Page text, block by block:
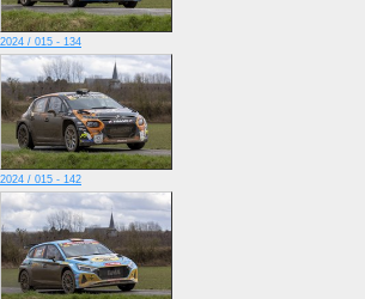
2024 / 015 - 134
2024 / 015 - 142